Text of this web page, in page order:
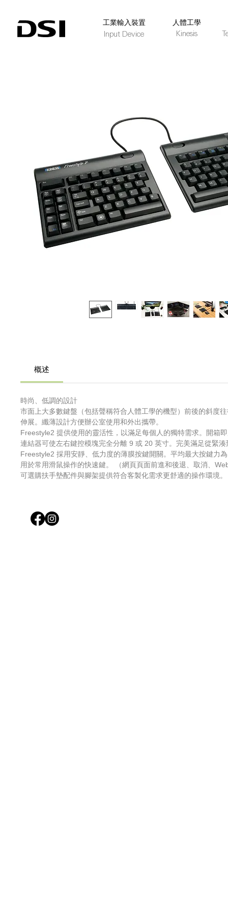
​工業輸入裝置
Input Device
人體工學
Kinesis
概述
時尚、低調的設計
市面上大多數鍵盤（包括聲稱符合人體工學的機型）前後的斜度
伸展。纖薄設計方便辦公室使用和外出攜帶。
Freestyle2 提供使用的靈活性，以滿足每個人的獨特需求。開箱
連結器可使左右鍵控模塊完全分離 9 或 20 英寸。完美滿足從緊
Freestyle2 採用安靜、低力度的薄膜按鍵開關。平均最大按鍵力
用於常用滑鼠操作的快速鍵。 （網頁頁面前進和後退、取消、
可選購扶手墊配件與腳架提供符合客製化需求更舒適的操作環境。